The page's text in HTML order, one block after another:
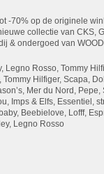
-70% op de originele
collectie van CKS,
& ondergoed van
Legno Rosso, Tommy
Hilfiger, Scapa,
Mer du Nord, Pepe,
Imps & Elfs, Essentiel,
Beebielove, Lofff,
Legno Rosso